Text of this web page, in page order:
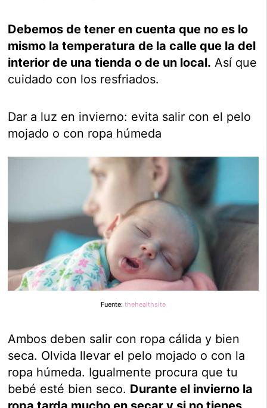
Debemos de tener en cuenta que no es lo
mismo la temperatura de la calle que la del
interior de una tienda o de un local. Así que
cuidado con los resfriados.
Dar a luz en invierno: evita salir con el pelo
mojado o con ropa húmeda
Fuente: thehealthsite
Ambos deben salir con ropa cálida y bien
seca. Olvida llevar el pelo mojado o con la
ropa húmeda. Igualmente procura que tu
bebé esté bien seco. Durante el invierno la